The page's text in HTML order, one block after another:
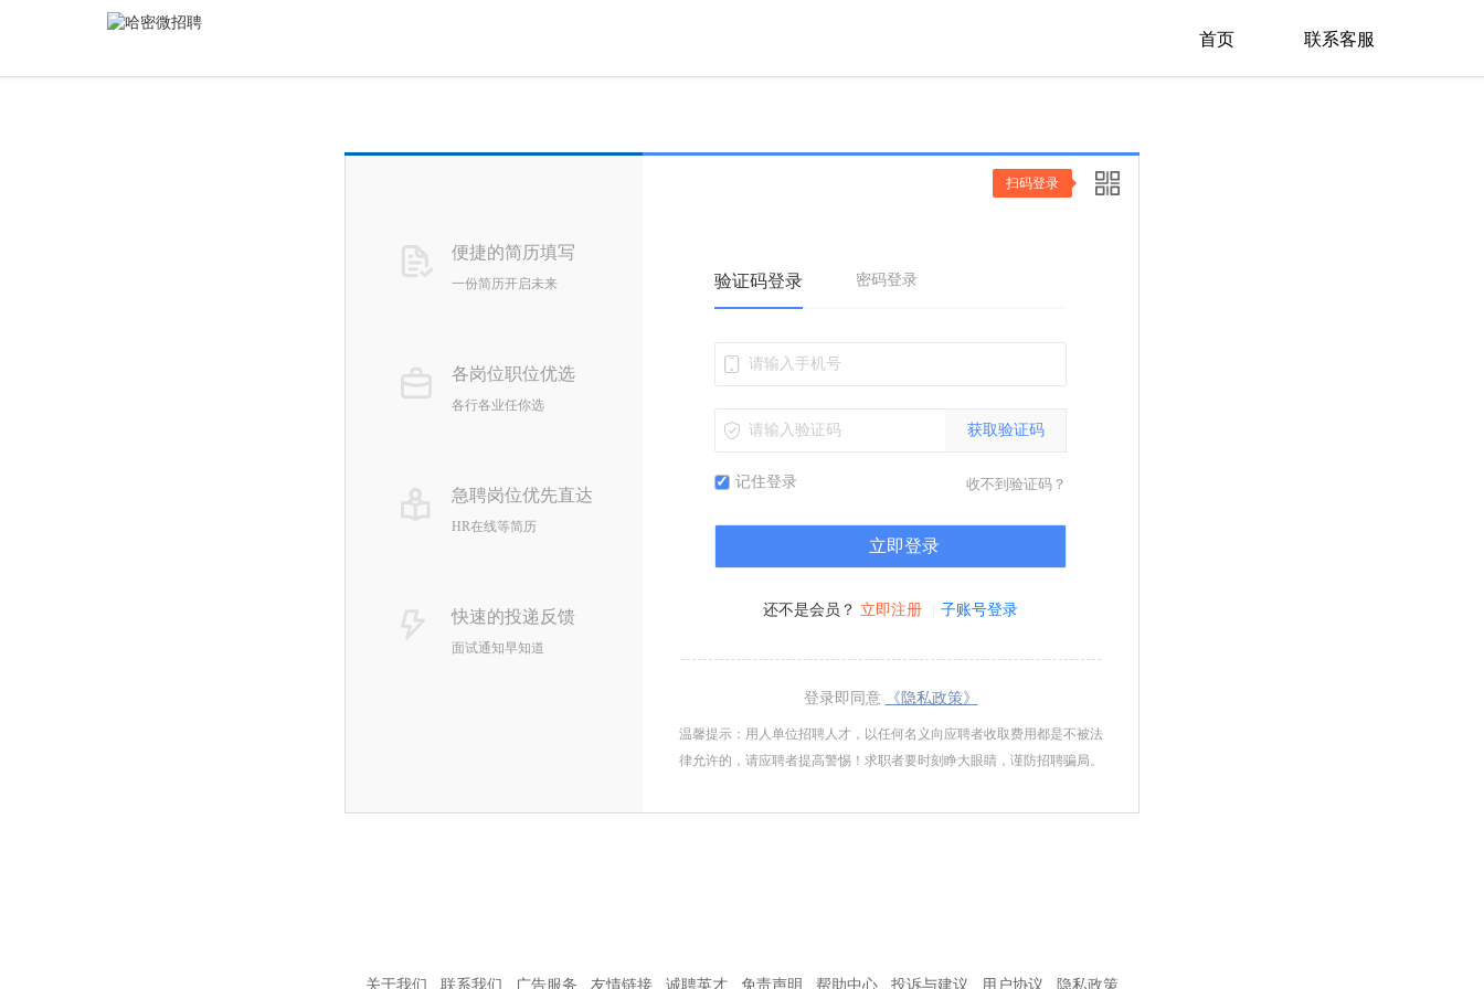
首页 联系客服
便捷的简历填写
一份简历开启未来
各岗位职位优选
各行各业任你选
急聘岗位优先直达
HR在线等简历
快速的投递反馈
面试通知早知道
扫码登录
验证码登录 密码登录
获取验证码
记住登录 收不到验证码？
还不是会员？ 立即注册 子账号登录
登录即同意 《隐私政策》
温馨提示：用人单位招聘人才，以任何名义向应聘者收取费用都是不被法
律允许的，请应聘者提高警惕！求职者要时刻睁大眼睛，谨防招聘骗局。
关于我们 联系我们 广告服务 友情链接 诚聘英才 免责声明 帮助中心 投诉与建议 用户协议 隐私政策